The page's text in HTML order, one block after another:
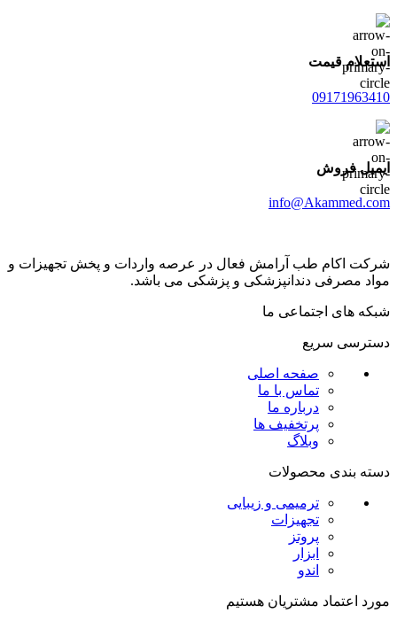
استعلام قیمت
09171963410
ایمیل فروش
info@Akammed.com
شرکت اکام طب آرامش فعال در عرصه واردات و پخش تجھیزات و
مواد مصرفی دندانپزشکی و پزشکی می باشد.
شبکه های اجتماعی ما
دسترسی سریع
صفحه اصلی
تماس با ما
درباره ما
پرتخفیف ها
وبلاگ
دسته بندی محصولات
ترمیمی و زیبایی
تجهیزات
پروتز
ابزار
اندو
مورد اعتماد مشتریان هستیم